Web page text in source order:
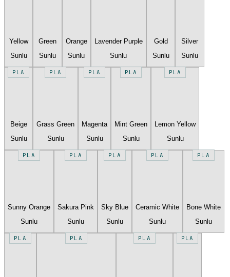
Yellow
Sunlu
Green
Sunlu
Orange
Sunlu
Lavender Purple
Sunlu
Gold
Sunlu
Silver
Sunlu
PLA
Beige
Sunlu
PLA
Grass Green
Sunlu
PLA
Magenta
Sunlu
PLA
Mint Green
Sunlu
PLA
Lemon Yellow
Sunlu
PLA
Sunny Orange
Sunlu
PLA
Sakura Pink
Sunlu
PLA
Sky Blue
Sunlu
PLA
Ceramic White
Sunlu
PLA
Bone White
Sunlu
PLA PLA PLA PLA